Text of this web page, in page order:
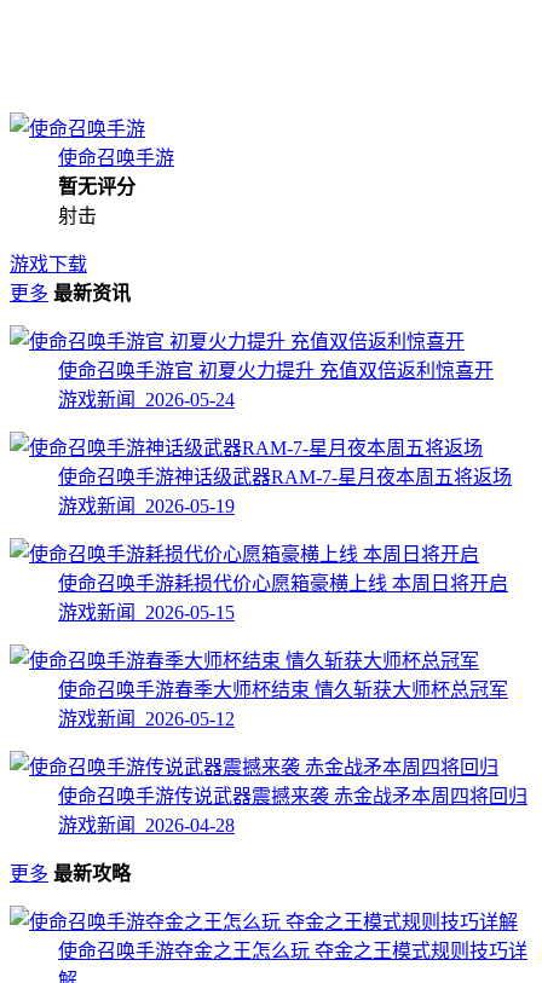
使命召唤手游
暂无评分
射击
游戏下载
更多 最新资讯
使命召唤手游官 初夏火力提升 充值双倍返利惊喜开
游戏新闻 2026-05-24
使命召唤手游神话级武器RAM-7-星月夜本周五将返场
游戏新闻 2026-05-19
使命召唤手游耗损代价心愿箱豪横上线 本周日将开启
游戏新闻 2026-05-15
使命召唤手游春季大师杯结束 情久斩获大师杯总冠军
游戏新闻 2026-05-12
使命召唤手游传说武器震撼来袭 赤金战矛本周四将回归
游戏新闻 2026-04-28
更多 最新攻略
使命召唤手游夺金之王怎么玩 夺金之王模式规则技巧详